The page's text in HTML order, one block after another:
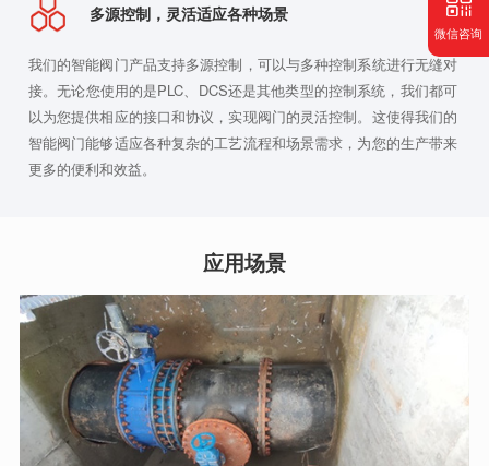
多源控制，灵活适应各种场景
我们的智能阀门产品支持多源控制，可以与多种控制系统进行无缝对
接。无论您使用的是PLC、DCS还是其他类型的控制系统，我们都可
以为您提供相应的接口和协议，实现阀门的灵活控制。这使得我们的
智能阀门能够适应各种复杂的工艺流程和场景需求，为您的生产带来
更多的便利和效益。
应用场景
微信咨询